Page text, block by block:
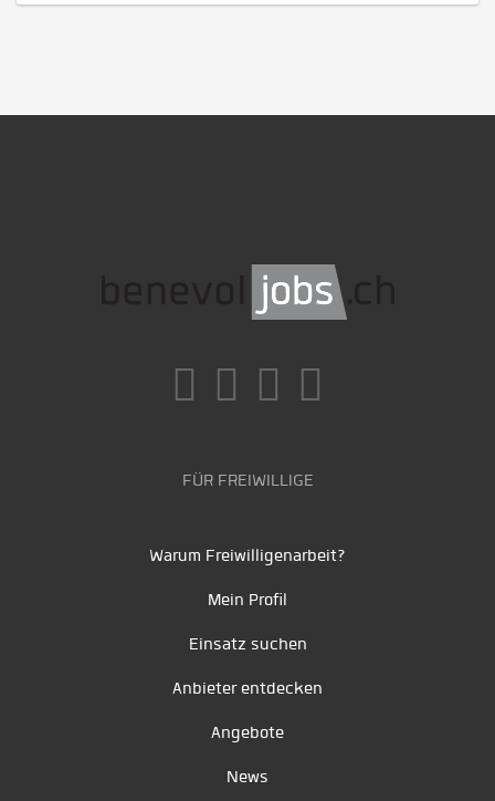
FÜR FREIWILLIGE
Warum Freiwilligenarbeit?
Mein Profil
Einsatz suchen
Anbieter entdecken
Angebote
News